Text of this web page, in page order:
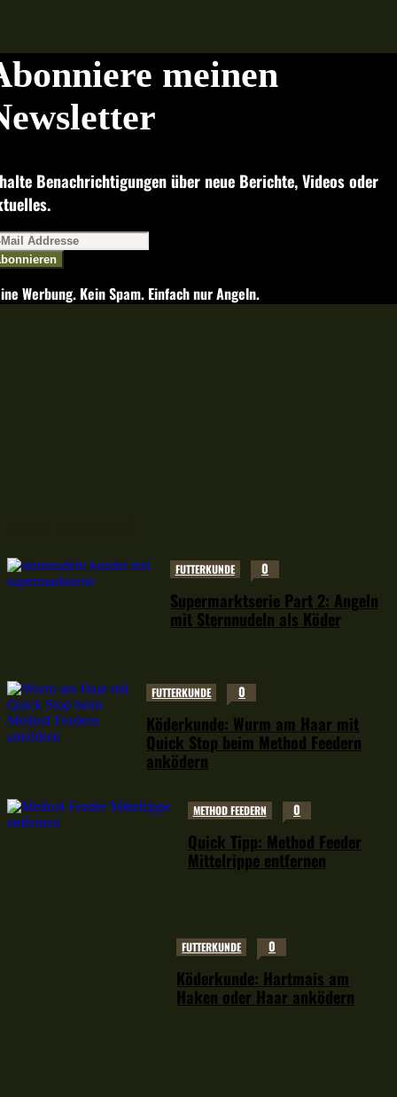
meinen
Benachrichtigungen über neue Berichte, Videos oder
Werbung. Kein Spam. Einfach nur Angeln.
FUTTERKUNDE 0
Supermarktserie Part 2: Angeln
mit Sternnudeln als Köder
FUTTERKUNDE 0
Köderkunde: Wurm am Haar mit
Quick Stop beim Method Feedern
anködern
METHOD FEEDERN 0
Quick Tipp: Method Feeder
Mittelrippe entfernen
FUTTERKUNDE 0
Köderkunde: Hartmais am
Haken oder Haar anködern